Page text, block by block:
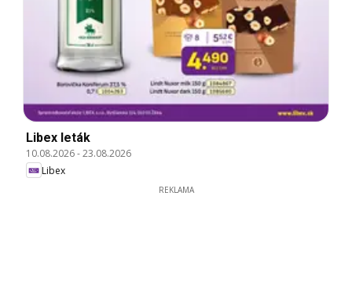
Libex leták
10.08.2026-23.08.2026
Libex
REKLAMA